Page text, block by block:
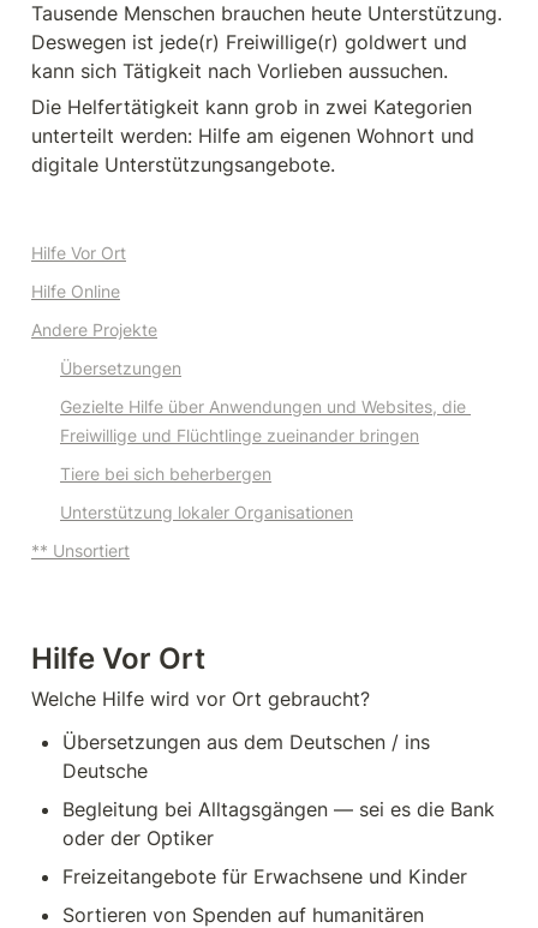
Tausende Menschen brauchen heute Unterstützung.
Deswegen ist jede(r) Freiwillige(r) goldwert und
kann sich Tätigkeit nach Vorlieben aussuchen.
Die Helfertätigkeit kann grob in zwei Kategorien
unterteilt werden: Hilfe am eigenen Wohnort und
digitale Unterstützungsangebote.
Hilfe Vor Ort
Hilfe Online
Andere Projekte
Übersetzungen
Gezielte Hilfe über Anwendungen und Websites, die
Freiwillige und Flüchtlinge zueinander bringen
Tiere bei sich beherbergen
Unterstützung lokaler Organisationen
** Unsortiert
Hilfe Vor Ort
Welche Hilfe wird vor Ort gebraucht?
Übersetzungen aus dem Deutschen / ins
Deutsche
Begleitung bei Alltagsgängen — sei es die Bank
oder der Optiker
Freizeitangebote für Erwachsene und Kinder
Sortieren von Spenden auf humanitären